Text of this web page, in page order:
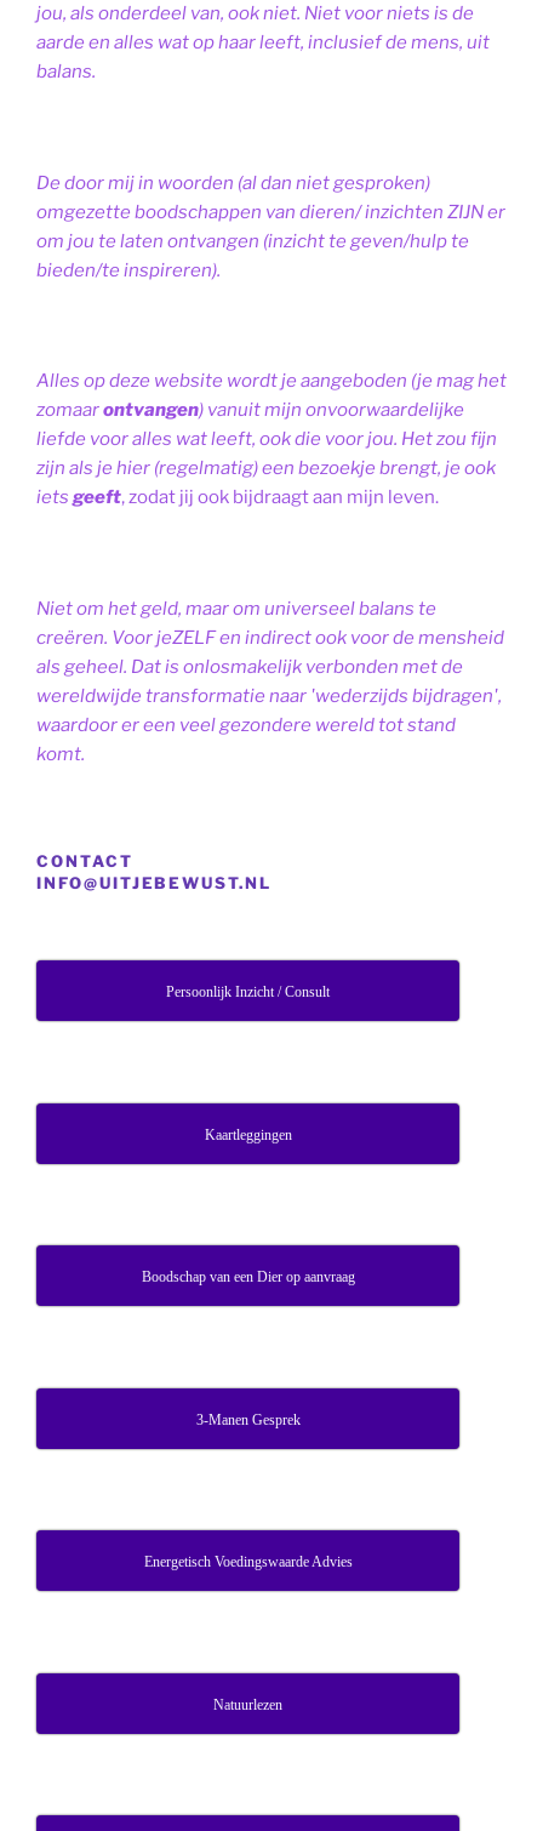
jou, als onderdeel van, ook niet. Niet voor niets is de
aarde en alles wat op haar leeft, inclusief de mens, uit
balans.
De door mij in woorden (al dan niet gesproken)
omgezette boodschappen van dieren/ inzichten ZIJN er
om jou te laten ontvangen (inzicht te geven/hulp te
bieden/te inspireren).
Alles op deze website wordt je aangeboden (je mag het
zomaarontvangen) vanuit mijn onvoorwaardelijke
liefde voor alles wat leeft, ook die voor jou. Het zou fijn
zijn als je hier (regelmatig) een bezoekje brengt, je ook
iets geeft, zodat jij ook bijdraagt aan mijn leven.
Niet om het geld, maar om universeel balans te
creëren. Voor jeZELF en indirect ook voor de mensheid
als geheel. Dat is onlosmakelijk verbonden met de
wereldwijde transformatie naar 'wederzijds bijdragen',
waardoor er een veel gezondere wereld tot stand
komt.
CONTACT
INFO@UITJEBEWUST.NL
Persoonlijk Inzicht / Consult
Kaartleggingen
Boodschap van een Dier op aanvraag
3-Manen Gesprek
Energetisch Voedingswaarde Advies
Natuurlezen